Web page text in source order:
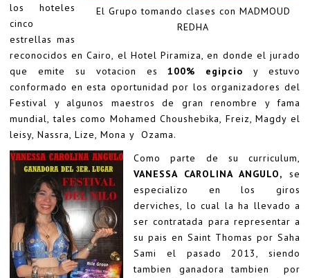
El Grupo tomando clases con MADMOUD
REDHA
los hoteles
cinco
estrellas mas
reconocidos en Cairo, el Hotel Piramiza, en donde el jurado
que emite su votacion es100% egipcioy estuvo
conformado en esta oportunidad por los organizadores del
Festival y algunos maestros de gran renombre y fama
mundial, tales como Mohamed Choushebika, Freiz, Magdy el
leisy, Nassra, Lize, Mona y Ozama.
Como parte de su curriculum,
VANESSA CAROLINA ANGULO, se
especializo en los giros
derviches, lo cual la ha llevado a
ser contratada para representar a
su pais en Saint Thomas por Saha
Sami el pasado 2013, siendo
tambien ganadora tambien por